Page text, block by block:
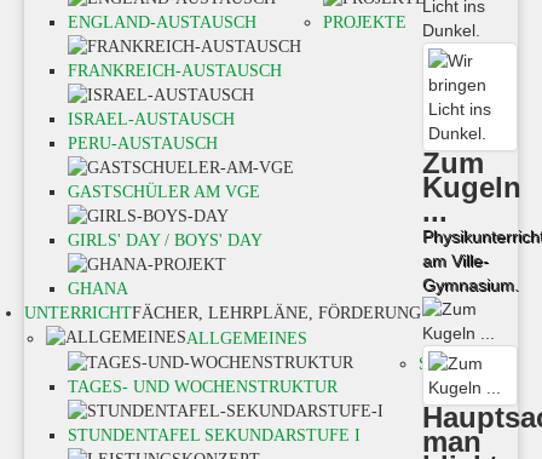
Zum
Kugeln
...
am Ville-
Gymnasium.
man
ENGLAND-AUSTAUSCH
FRANKREICH-AUSTAUSCH
ISRAEL-AUSTAUSCH
PERU-AUSTAUSCH
GASTSCHÜLER AM VGE
PROJEKTE
GIRLS' DAY / BOYS' DAY
GHANA
UNTERRICHTFÄCHER, LEHRPLÄNE, FÖRDERUNG
ALLGEMEINES
TAGES- UND WOCHENSTRUKTUR
STUNDENTAFEL SEKUNDARSTUFE I
SEK I -